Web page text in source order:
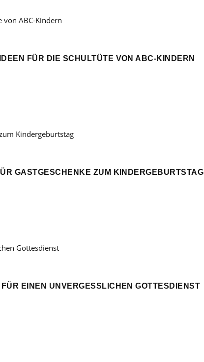
FÜR DIE SCHULTÜTE VON ABC-KINDERN
GASTGESCHENKE ZUM KINDERGEBURTSTAG
EINEN UNVERGESSLICHEN GOTTESDIENST